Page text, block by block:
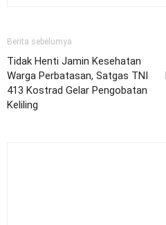
Berita sebelumya
Tidak Henti Jamin Kesehatan
Warga Perbatasan, Satgas TNI
413 Kostrad Gelar Pengobatan
Keliling